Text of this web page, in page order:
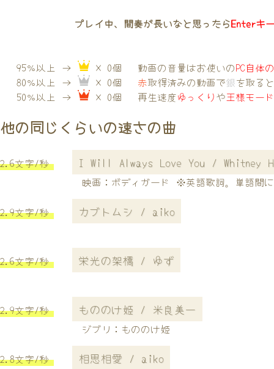
プレイ中、間奏が長いなと思ったらEnterキ
95％以上 →
× 0個
80％以上 →
× 0個
50％以上 →
× 0個
動画の音量はお使いのPC自体
赤取得済みの動画で銀を取る
再生速度ゆっくりや王様モー
他の同じくらいの速さの曲
2.6文字/秒 I Will Always Love You / Whitney
映画：ボディガード ※英語歌詞。単語間
2.9文字/秒 カブトムシ / aiko
2.6文字/秒 栄光の架橋 / ゆず
2.9文字/秒 もののけ姫 / 米良美一
ジブリ：もののけ姫
2.8文字/秒 相思相愛 / aiko